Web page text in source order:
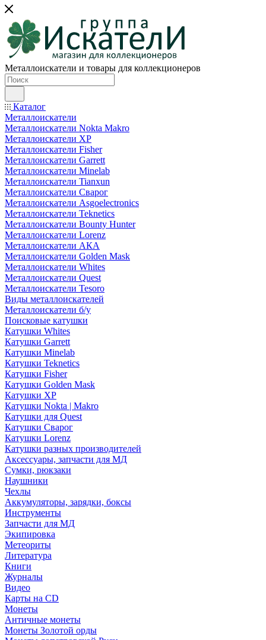
Металлоискатели и товары для коллекционеров
Каталог
Металлоискатели
Металлоискатели Nokta Makro
Металлоискатели XP
Металлоискатели Fisher
Металлоискатели Garrett
Металлоискатели Minelab
Металлоискатели Tianxun
Металлоискатели Сварог
Металлоискатели Asgoelectronics
Металлоискатели Teknetics
Металлоискатели Bounty Hunter
Металлоискатели Lorenz
Металлоискатели АКА
Металлоискатели Golden Mask
Металлоискатели Whites
Металлоискатели Quest
Металлоискатели Tesoro
Виды металлоискателей
Металлоискатели б/у
Поисковые катушки
Катушки Whites
Катушки Garrett
Катушки Minelab
Катушки Teknetics
Катушки Fisher
Катушки Golden Mask
Катушки XP
Катушки Nokta | Makro
Катушки для Quest
Катушки Сварог
Катушки Lorenz
Катушки разных производителей
Аксессуары, запчасти для МД
Сумки, рюкзаки
Наушники
Чехлы
Аккумуляторы, зарядки, боксы
Инструменты
Запчасти для МД
Экипировка
Метеориты
Литература
Книги
Журналы
Видео
Карты на CD
Монеты
Античные монеты
Монеты Золотой орды